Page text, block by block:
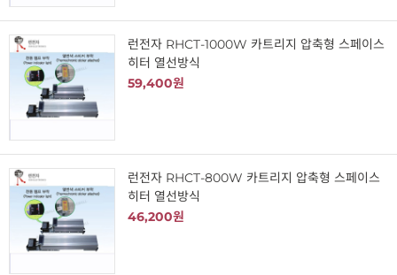
런전자 RHCT-1000W 카트리지 압축형 스페이스
히터 열선방식
59,400원
런전자 RHCT-800W 카트리지 압축형 스페이스
히터 열선방식
46,200원